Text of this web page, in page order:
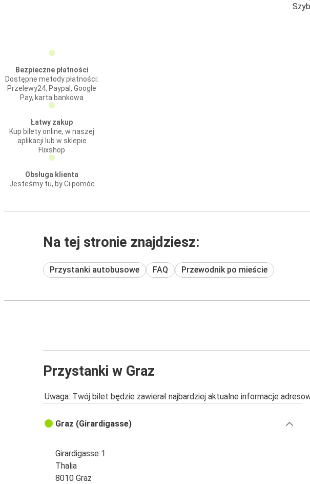
Bezpieczne płatności
Dostępne metody płatności:
Przelewy24, Paypal, Google
Pay, karta bankowa
Łatwy zakup
Kup bilety online, w naszej
aplikacji lub w sklepie
Flixshop
Obsługa klienta
Jesteśmy tu, by Ci pomóc
Na tej stronie znajdziesz:
Przystanki autobusowe FAQ Przewodnik po mieście
Przystanki w Graz
Uwaga: Twój bilet będzie zawierał najbardziej aktualne informacje
Graz (Girardigasse)
Girardigasse 1
Thalia
8010 Graz